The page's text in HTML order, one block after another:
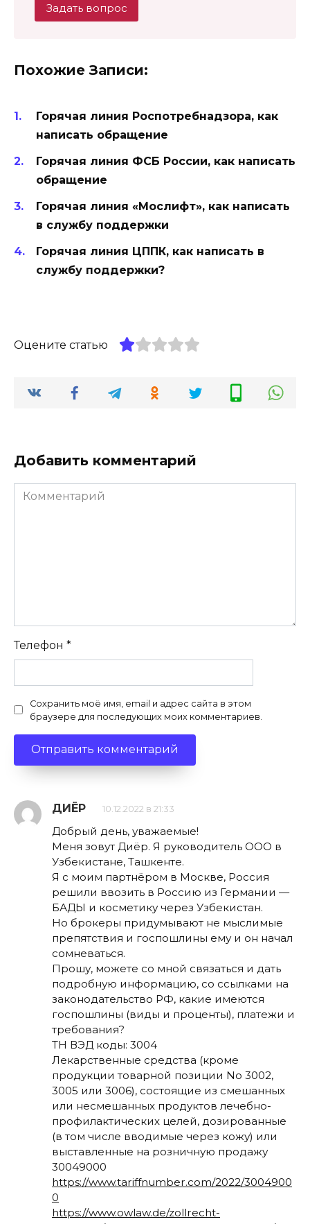
Задать вопрос
Похожие Записи:
Горячая линия Роспотребнадзора, как
написать обращение
Горячая линия ФСБ России, как написать
обращение
Горячая линия «Мослифт», как написать
в службу поддержки
Горячая линия ЦППК, как написать в
службу поддержки?
Оцените статью
Добавить комментарий
Комментарий
Телефон *
Сохранить моё имя, email и адрес сайта в этом
браузере для последующих моих комментариев.
ДИЁР 10.12.2022 в 21:33
Добрый день, уважаемые!
Меня зовут Диёр. Я руководитель ООО в
Узбекистане, Ташкенте.
Я с моим партнёром в Москве, Россия
решили ввозить в Россию из Германии —
БАДЫ и косметику через Узбекистан.
Но брокеры придумывают не мыслимые
препятствия и госпошлины ему и он начал
сомневаться.
Прошу, можете со мной связаться и дать
подробную информацию, со ссылками на
законодательство РФ, какие имеются
госпошлины (виды и проценты), платежи и
требования?
ТН ВЭД коды: 3004
Лекарственные средства (кроме
продукции товарной позиции No 3002,
3005 или 3006), состоящие из смешанных
или несмешанных продуктов лечебно-
профилактических целей, дозированные
(в том числе вводимые через кожу) или
выставленные на розничную продажу
30049000
https://www.tariffnumber.com/2022/3004900
0
https://www.owlaw.de/zollrecht-